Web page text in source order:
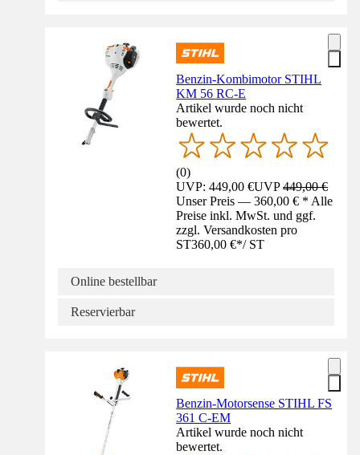
Benzin-Kombimotor STIHL
KM 56 RC-E
Artikel wurde noch nicht
bewertet.
(0)
UVP: 449,00 €UVP449,00 €
Unser Preis — 360,00 € * Alle
Preise inkl. MwSt. und ggf.
zzgl. Versandkosten pro
ST360,00 €*/ ST
Online bestellbar
Reservierbar
Benzin-Motorsense STIHL FS
361 C-EM
Artikel wurde noch nicht
bewertet.